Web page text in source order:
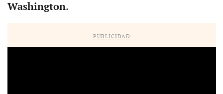
Washington.
PUBLICIDAD